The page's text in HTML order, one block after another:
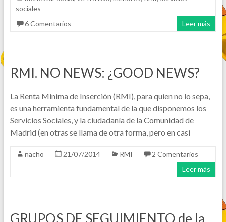
sociales
6 Comentarios
Leer más
RMI. NO NEWS: ¿GOOD NEWS?
La Renta Mínima de Inserción (RMI), para quien no lo sepa,
es una herramienta fundamental de la que disponemos los
Servicios Sociales, y la ciudadanía de la Comunidad de
Madrid (en otras se llama de otra forma, pero en casi
nacho 21/07/2014 RMI
2 Comentarios
Leer más
GRUPOS DE SEGUIMIENTO de la